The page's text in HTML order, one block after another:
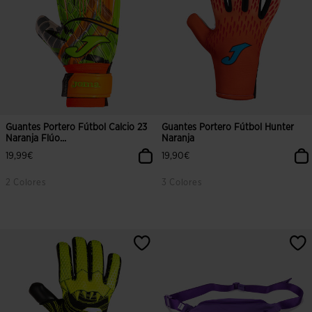
Guantes Portero Fútbol Calcio 23
Naranja Flúo...
19,99€
2 Colores
5 sobre 5 de valoración de clientes
Guantes Portero Fútbol Hunter
Naranja
19,90€
3 Colores
4,5 sobre 5 de valoración de